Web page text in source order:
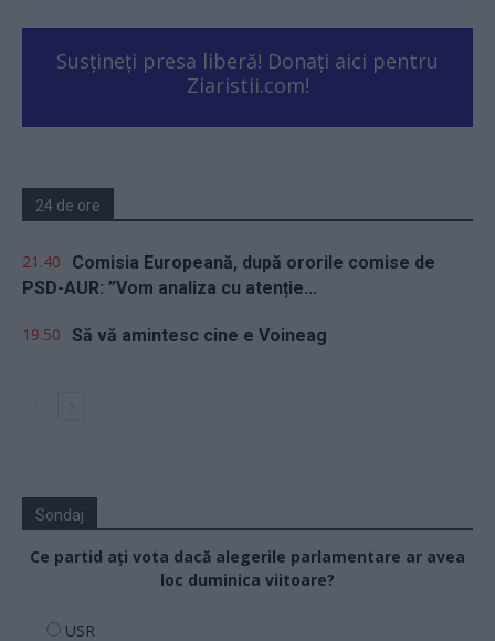
Susțineți presa liberă! Donați aici pentru
Ziaristii.com!
24 de ore
21.40
Comisia Europeană, după ororile comise de
PSD-AUR: ”Vom analiza cu atenție...
19.50 Să vă amintesc cine e Voineag
Sondaj
Ce partid ați vota dacă alegerile parlamentare ar avea
loc duminica viitoare?
USR